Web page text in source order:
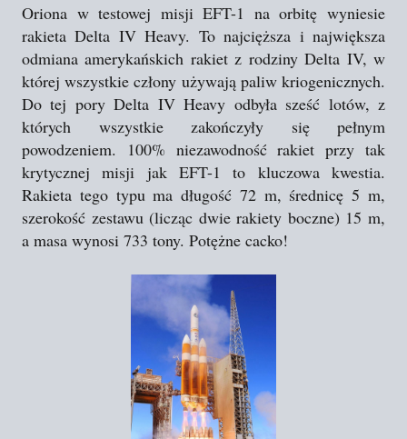
Oriona w testowej misji EFT-1 na orbitę wyniesie
rakieta Delta IV Heavy. To najcięższa i największa
odmiana amerykańskich rakiet z rodziny Delta IV, w
której wszystkie człony używają paliw kriogenicznych.
Do tej pory Delta IV Heavy odbyła sześć lotów, z
których wszystkie zakończyły się pełnym
powodzeniem. 100% niezawodność rakiet przy tak
krytycznej misji jak EFT-1 to kluczowa kwestia.
Rakieta tego typu ma długość 72 m, średnicę 5 m,
szerokość zestawu (licząc dwie rakiety boczne) 15 m,
a masa wynosi 733 tony. Potężne cacko!